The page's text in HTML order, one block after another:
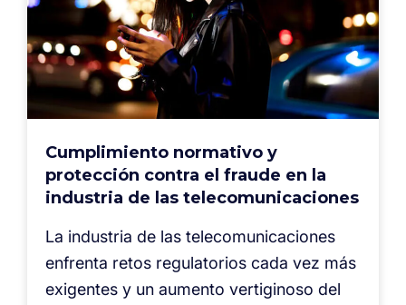
Cumplimiento normativo y
protección contra el fraude en la
industria de las telecomunicaciones
La industria de las telecomunicaciones
enfrenta retos regulatorios cada vez más
exigentes y un aumento vertiginoso del